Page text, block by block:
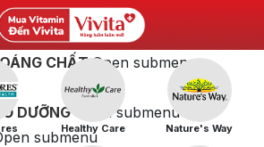
CHẤTOpen submenu
DƯỠNG
Open submenu
submenu
Healthy Care Nature's Way